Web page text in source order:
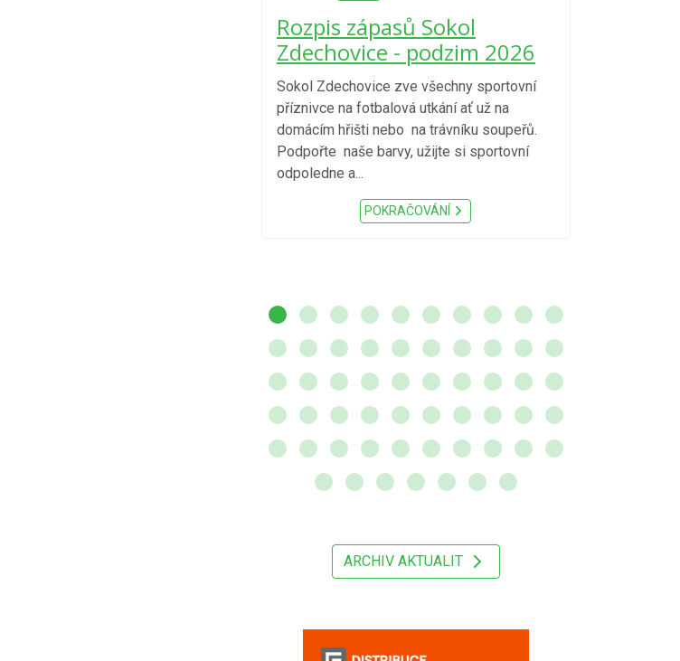
Rozpis zápasů Sokol
Zdechovice - podzim 2026
Sokol Zdechovice zve všechny sportovní
příznivce na fotbalová utkání ať už na
domácím hřišti nebo na trávníku soupeřů.
Podpořte naše barvy, užijte si sportovní
odpoledne a...
POKRAČOVÁNÍ
ARCHIV AKTUALIT